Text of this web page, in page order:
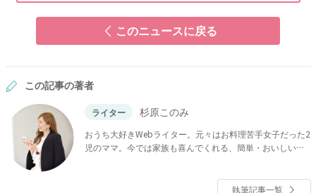
このニュースに戻る
この記事の著者
ライター 杉原このみ
おうち大好きWebライター。元々はお料理苦手女子だった2
児のママ。今では家族も喜んでくれる、簡単・おいしい・
執筆記事一覧